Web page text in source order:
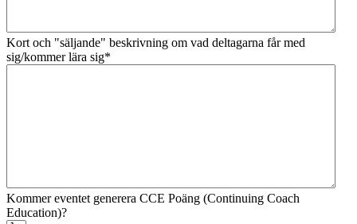
Kort och "säljande" beskrivning om vad deltagarna får med
sig/kommer lära sig*
Kommer eventet generera CCE Poäng (Continuing Coach
Education)?